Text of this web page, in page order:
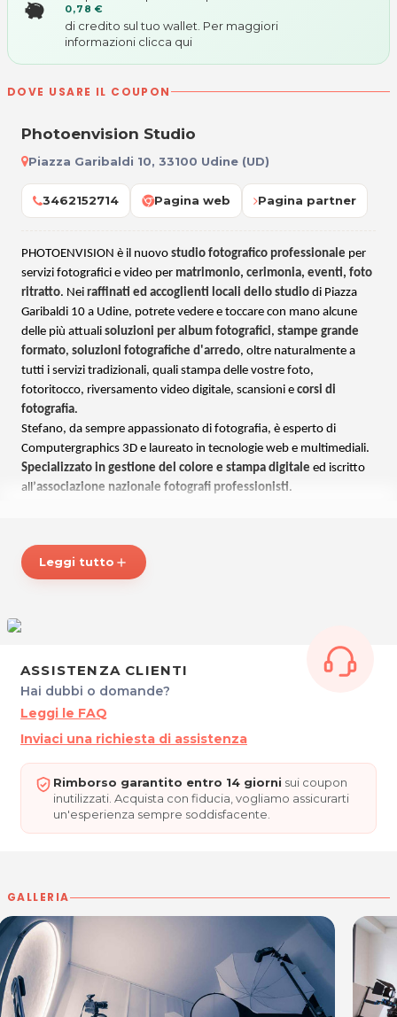
0,78 €
di credito sul tuo wallet. Per maggiori
informazioni clicca qui
DOVE USARE IL COUPON
Photoenvision Studio
Piazza Garibaldi 10, 33100 Udine (UD)
3462152714 Pagina web Pagina partner
PHOTOENVISION è il nuovo studio fotografico professionale per
servizi fotografici e video per matrimonio, cerimonia, eventi, foto
ritratto. Nei raffinati ed accoglienti locali dello studio di Piazza
Garibaldi 10 a Udine, potrete vedere e toccare con mano alcune
delle più attuali soluzioni per album fotografici, stampe grande
formato, soluzioni fotografiche d'arredo, oltre naturalmente a
tutti i servizi tradizionali, quali stampa delle vostre foto,
fotoritocco, riversamento video digitale, scansioni e corsi di
fotografia.
Stefano, da sempre appassionato di fotografia, è esperto di
Computergraphics 3D e laureato in tecnologie web e multimediali.
Specializzato in gestione del colore e stampa digitale ed iscritto
all’associazione nazionale fotografi professionisti.
PHOTOENVISION STUDIO: professionalità, creatività ed
ORARI
Dal Martedì al Venerdì: 9.00 - 12.30 / 16.00 - 19.00
PHOTOENVISION STUDIO
Piazza Garibaldi 10
33100 Udine
Tel. 3462152714
P.IVA 01857370306
Leggi tutto add
ASSISTENZA CLIENTI
Hai dubbi o domande?
Leggi le FAQ
Inviaci una richiesta di assistenza
Rimborso garantito entro 14 giorni sui coupon
inutilizzati. Acquista con fiducia, vogliamo assicurarti
un'esperienza sempre soddisfacente.
GALLERIA